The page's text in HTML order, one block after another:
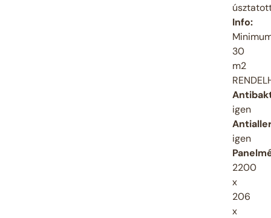
Info:
30
m2
igen
igen
2200
x
206
x